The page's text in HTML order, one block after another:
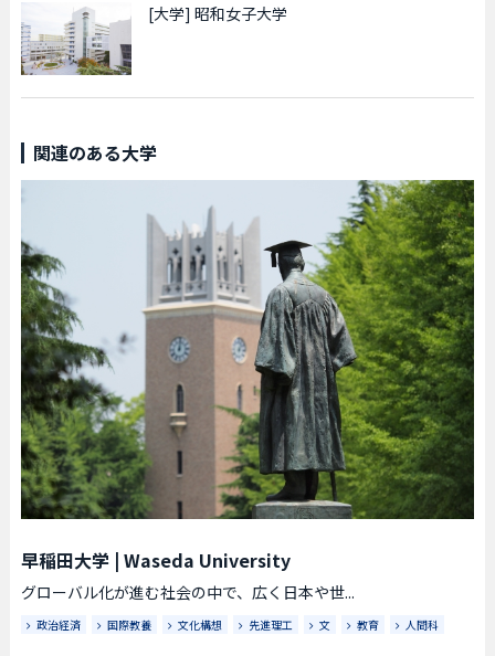
[大学] 昭和女子大学
関連のある大学
早稲田大学| Waseda University
グローバル化が進む社会の中で、広く日本や世...
政治経済 国際教養 文化構想 先進理工 文 教育 人間科